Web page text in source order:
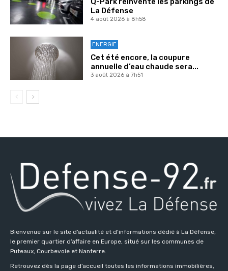
La Défense
4 août 2026 à 8h58
ENERGIE
Cet été encore, la coupure
annuelle d’eau chaude sera...
3 août 2026 à 7h51
Bienvenue sur le site d’actualité et d’informations dédié à La Défense,
le premier quartier d’affaire en Europe, situé sur les communes de
Puteaux, Courbevoie et Nanterre.
Retrouvez dès la page d’accueil toutes les informations immobilières,